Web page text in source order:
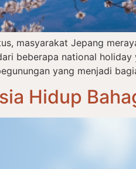
masyarakat Jepang
beberapa national
yang menjadi
Hidup